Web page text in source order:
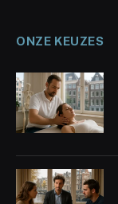
ONZE KEUZES